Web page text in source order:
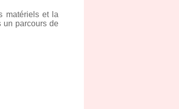
matériels et la
un parcours de